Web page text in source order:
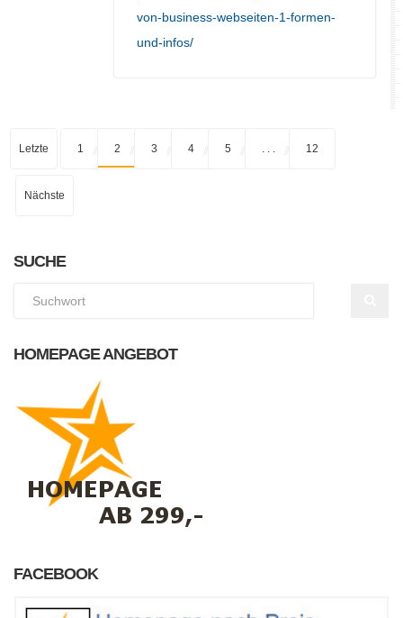
von-business-webseiten-1-formen-
und-infos/
Letzte 1 2 3 4 5 12
Nächste
SUCHE
HOMEPAGE ANGEBOT
FACEBOOK